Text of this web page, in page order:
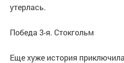
утерлась.
Победа 3-я. Стокгольм
Еще хуже история